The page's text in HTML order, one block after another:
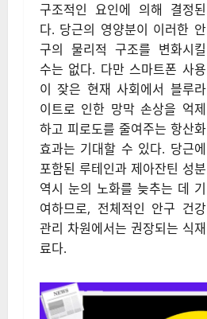
구조적인 요인에 의해 결정된
다. 당근의 영양분이 이러한 안
구의 물리적 구조를 변화시킬
수는 없다. 다만 스마트폰 사용
이 잦은 현재 사회에서 블루라
이트로 인한 망막 손상을 억제
하고 피로도를 줄여주는 항산화
효과는 기대할 수 있다. 당근에
포함된 루테인과 제아잔틴 성분
역시 눈의 노화를 늦추는 데 기
여하므로, 전체적인 안구 건강
관리 차원에서는 권장되는 식재
료다.